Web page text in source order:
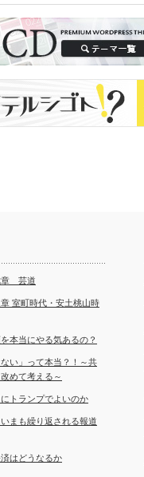
章 芸道
章 室町時代・安土桃山時
本当にやる気あるの？
ない」って本当？！～共
めて考える～
トランプでよいのか
まも繰り返される報道
はどうなるか